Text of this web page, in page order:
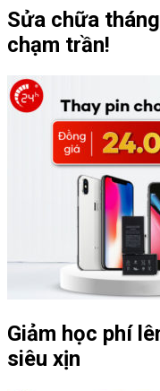
Sửa chữa
chạm trần!
Giảm học phí
siêu xịn